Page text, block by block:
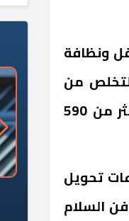
والنقل ونظافة
من
خلال 35 مصنعاً في 19 محافظة، هذا إلى جانب الترخيص لأكثر من 590
تحويل
السلام
سلامة الغذاء: 285 ألف طن صادرات
في أسبوع